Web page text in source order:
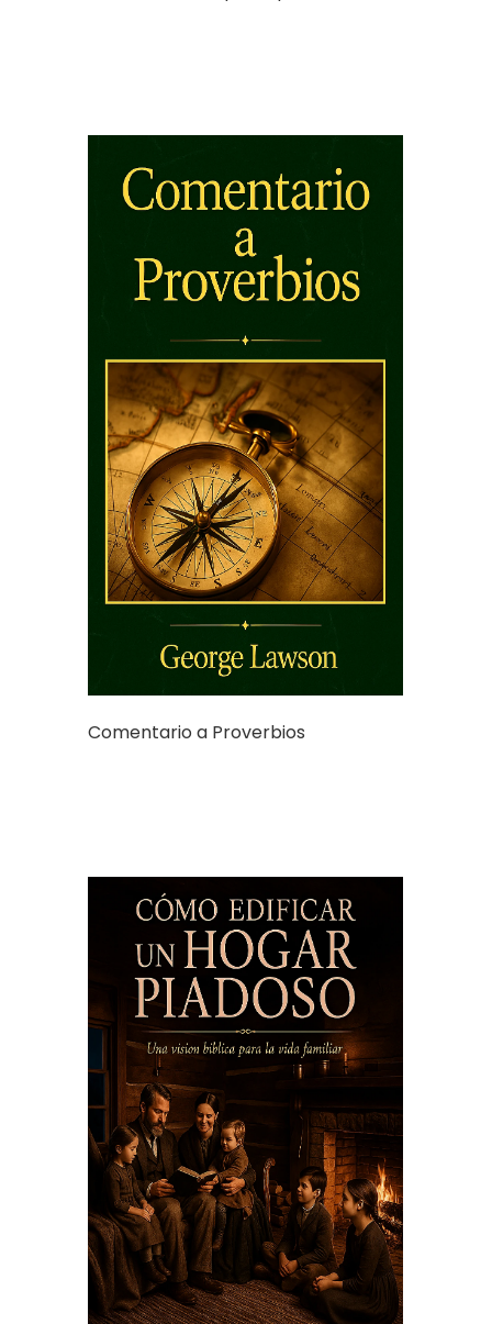
Comentario a Proverbios